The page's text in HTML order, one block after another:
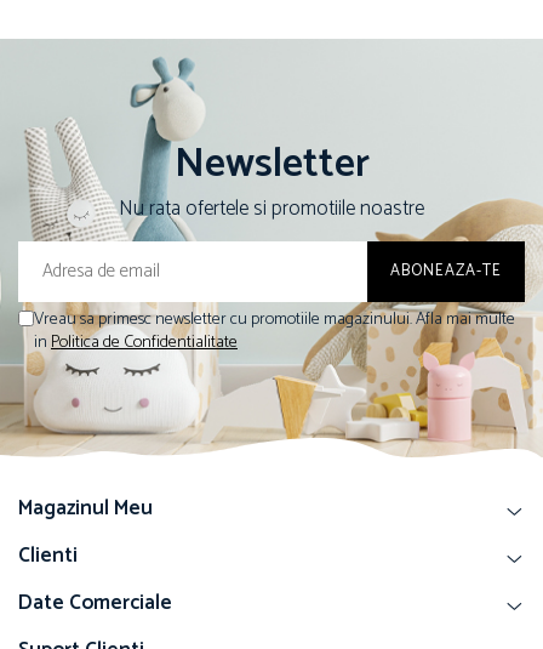
Newsletter
Nu rata ofertele si promotiile noastre
Vreau sa primesc newsletter cu promotiile magazinului. Afla mai multe
inPolitica de Confidentialitate
Magazinul Meu
Clienti
Date Comerciale